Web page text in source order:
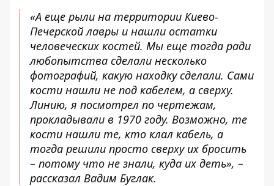
«А еще рыли на территории Киево-
Печерской лавры и нашли остатки
человеческих костей. Мы еще тогда ради
любопытства сделали несколько
фотографий, какую находку сделали. Сами
кости нашли не под кабелем, а сверху.
Линию, я посмотрел по чертежам,
прокладывали в 1970 году. Возможно, те
кости нашли те, кто клал кабель, а
тогда решили просто сверху их бросить
– потому что не знали, куда их деть», –
рассказал Вадим Буглак.